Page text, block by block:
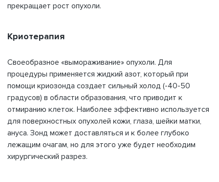
прекращает рост опухоли.
Криотерапия
Своеобразное «вымораживание» опухоли. Для
процедуры применяется жидкий азот, который при
помощи криозонда создает сильный холод (-40-50
градусов) в области образования, что приводит к
отмиранию клеток. Наиболее эффективно используется
для поверхностных опухолей кожи, глаза, шейки матки,
ануса. Зонд может доставляться и к более глубоко
лежащим очагам, но для этого уже будет необходим
хирургический разрез.